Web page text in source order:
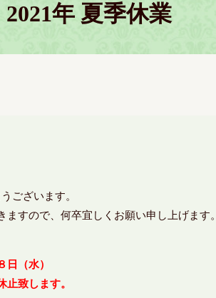
2021年 夏季休業
ございます。
すので、何卒宜しくお願い申し上げます。
（水）
致します。